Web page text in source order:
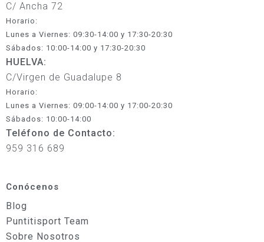
C/ Ancha 72
Horario:
Lunes a Viernes: 09:30-14:00 y 17:30-20:30
Sábados: 10:00-14:00 y 17:30-20:30
HUELVA:
C/Virgen de Guadalupe 8
Horario:
Lunes a Viernes: 09:00-14:00 y 17:00-20:30
Sábados: 10:00-14:00
Teléfono de Contacto:
959 316 689
Conócenos
Blog
Puntitisport Team
Sobre Nosotros